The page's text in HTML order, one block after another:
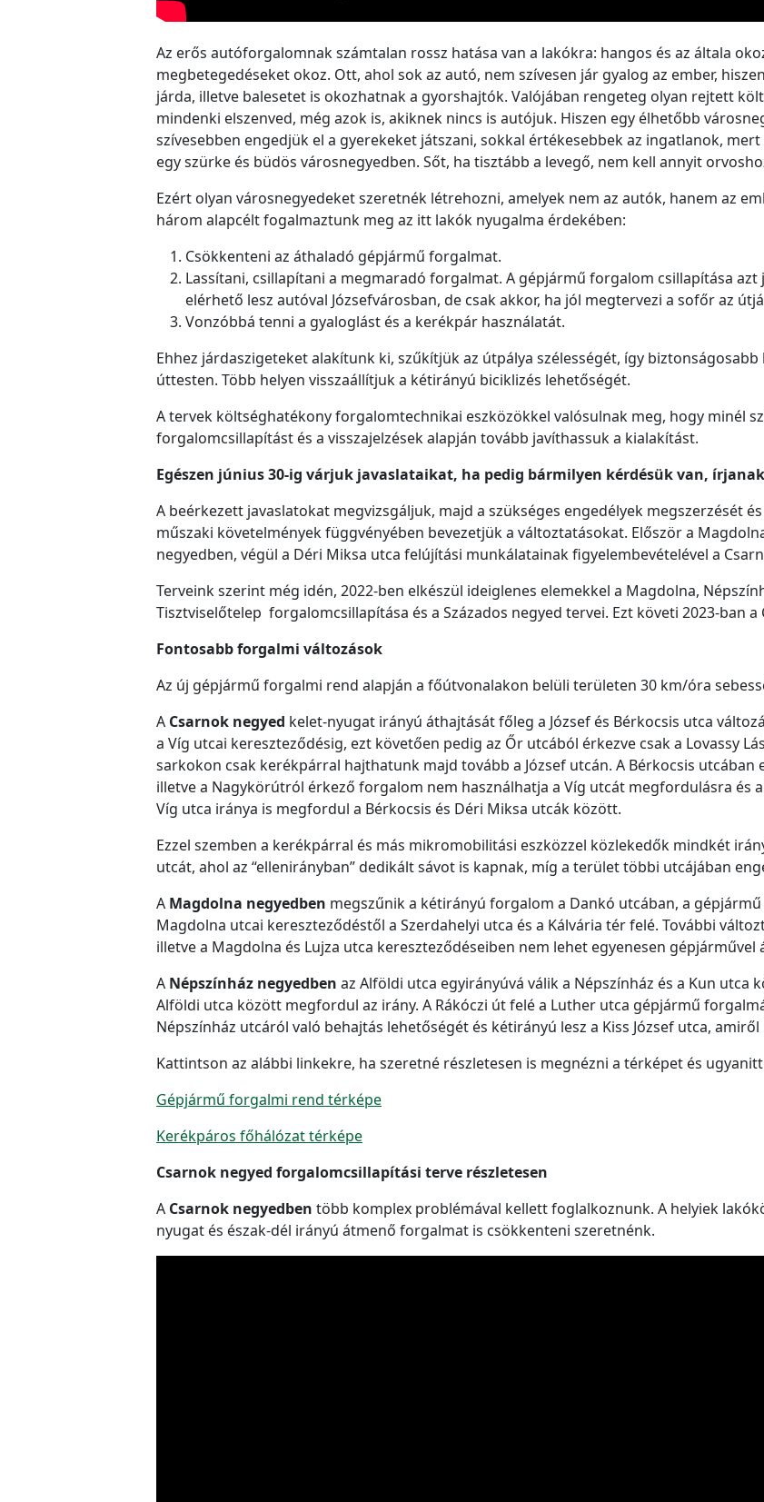
Az erős autóforgalomnak számtalan rossz hatása van a lakókra: hangos és az általa
megbetegedéseket okoz. Ott, ahol sok az autó, nem szívesen jár gyalog az ember,
járda, illetve balesetet is okozhatnak a gyorshajtók. Valójában rengeteg olyan rejtett
mindenki elszenved, még azok is, akiknek nincs is autójuk. Hiszen egy élhetőbb
szívesebben engedjük el a gyerekeket játszani, sokkal értékesebbek az ingatlanok,
egy szürke és büdös városnegyedben. Sőt, ha tisztább a levegő, nem kell annyit
Ezért olyan városnegyedeket szeretnék létrehozni, amelyek nem az autók, hanem az
három alapcélt fogalmaztunk meg az itt lakók nyugalma érdekében:
Csökkenteni az áthaladó gépjármű forgalmat.
Lassítani, csillapítani a megmaradó forgalmat. A gépjármű forgalom csillapítása
elérhető lesz autóval Józsefvárosban, de csak akkor, ha jól megtervezi a sofőr az
Vonzóbbá tenni a gyaloglást és a kerékpár használatát.
Ehhez járdaszigeteket alakítunk ki, szűkítjük az útpálya szélességét, így
úttesten. Több helyen visszaállítjuk a kétirányú biciklizés lehetőségét.
A tervek költséghatékony forgalomtechnikai eszközökkel valósulnak meg, hogy minél
forgalomcsillapítást és a visszajelzések alapján tovább javíthassuk a kialakítást.
Egészen június 30-ig várjuk javaslataikat, ha pedig bármilyen kérdésük van,
A beérkezett javaslatokat megvizsgáljuk, majd a szükséges engedélyek megszerzését
műszaki követelmények függvényében bevezetjük a változtatásokat. Először a
negyedben, végül a Déri Miksa utca felújítási munkálatainak figyelembevételével a
Terveink szerint még idén, 2022-ben elkészül ideiglenes elemekkel a Magdolna,
Tisztviselőtelep forgalomcsillapítása és a Százados negyed tervei. Ezt követi 2023-ban
Fontosabb forgalmi változások
Az új gépjármű forgalmi rend alapján a főútvonalakon belüli területen 30 km/óra
A Csarnok negyed kelet-nyugat irányú áthajtását főleg a József és Bérkocsis utca
a Víg utcai kereszteződésig, ezt követően pedig az Őr utcából érkezve csak a Lovassy
sarkokon csak kerékpárral hajthatunk majd tovább a József utcán. A Bérkocsis
illetve a Nagykörútról érkező forgalom nem használhatja a Víg utcát megfordulásra és
Víg utca iránya is megfordul a Bérkocsis és Déri Miksa utcák között.
Ezzel szemben a kerékpárral és más mikromobilitási eszközzel közlekedők mindkét
utcát, ahol az “ellenirányban” dedikált sávot is kapnak, míg a terület többi utcájában
A Magdolna negyedben megszűnik a kétirányú forgalom a Dankó utcában, a
Magdolna utcai kereszteződéstől a Szerdahelyi utca és a Kálvária tér felé. További
illetve a Magdolna és Lujza utca kereszteződéseiben nem lehet egyenesen gépjárművel
A Népszínház negyedben az Alföldi utca egyirányúvá válik a Népszínház és a Kun utca
Alföldi utca között megfordul az irány. A Rákóczi út felé a Luther utca gépjármű
Népszínház utcáról való behajtás lehetőségét és kétirányú lesz a Kiss József utca,
Kattintson az alábbi linkekre, ha szeretné részletesen is megnézni a térképet és
Gépjármű forgalmi rend térképe
Kerékpáros főhálózat térképe
Csarnok negyed forgalomcsillapítási terve részletesen
A Csarnok negyedben több komplex problémával kellett foglalkoznunk. A helyiek
nyugat és észak-dél irányú átmenő forgalmat is csökkenteni szeretnénk.